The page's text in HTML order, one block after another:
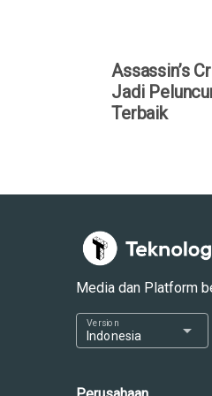
Assassin’s
Jadi
Terbaik
Media dan Platform
Indonesia
Version arrow_drop_down